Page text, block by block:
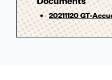
20211120 GT-